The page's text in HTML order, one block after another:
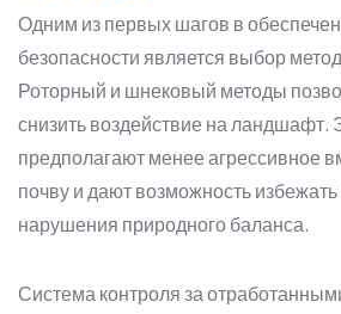
Одним из первых шагов в
безопасности является выбор
Роторный и шнековый методы
снизить воздействие на ландшафт.
предполагают менее агрессивное
почву и дают возможность избежать
нарушения природного баланса.
Система контроля за